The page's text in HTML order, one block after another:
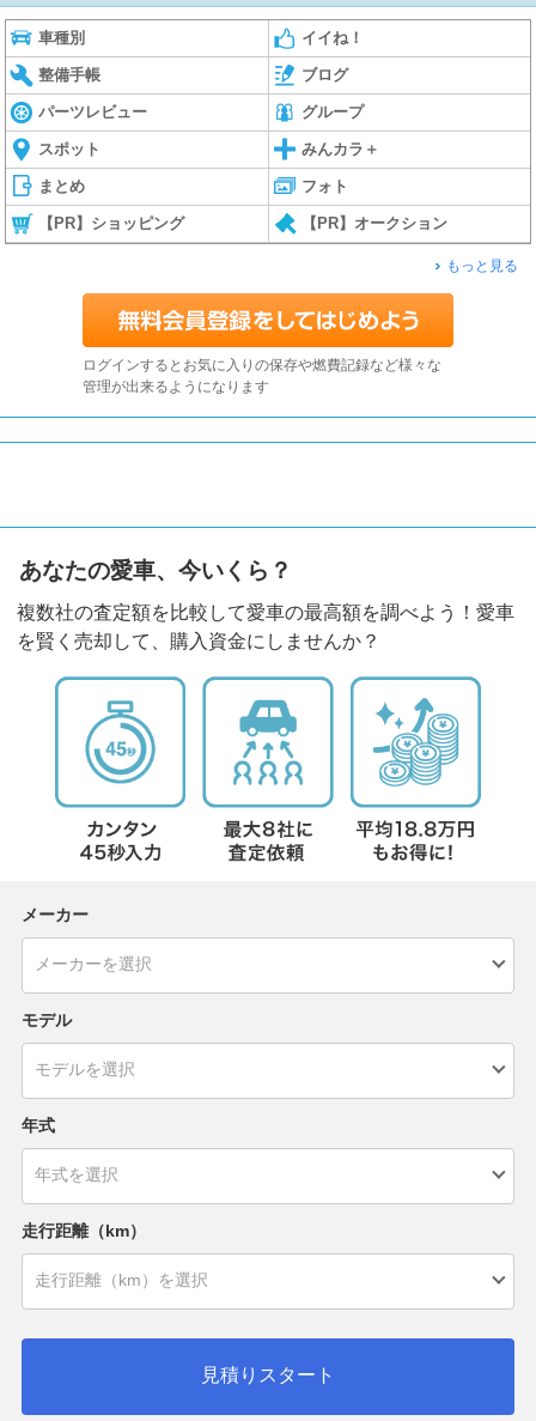
車種別 イイね！
整備手帳 ブログ
パーツレビュー グループ
スポット みんカラ＋
まとめ フォト
【PR】ショッピング 【PR】オークション
もっと見る
ログインするとお気に入りの保存や燃費記録など様々な
管理が出来るようになります
あなたの愛車、今いくら？
複数社の査定額を比較して愛車の最高額を調べよう！愛車
を賢く売却して、購入資金にしませんか？
メーカー
モデル
年式
走行距離（km）
見積りスタート